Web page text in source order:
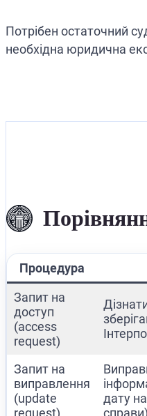
Потрібен остаточний
необхідна юридична
Процедура
Запит на
доступ
(access
request)
Запит на
виправлення
(update
request)
дату
справи)